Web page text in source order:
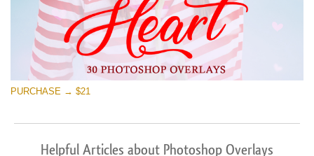
PURCHASE → $21
Helpful Articles about Photoshop Overlays